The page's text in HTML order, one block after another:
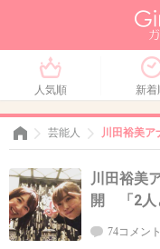
人気順 新着
芸能人 川田裕美
川田裕美
開 「2人
74コメント